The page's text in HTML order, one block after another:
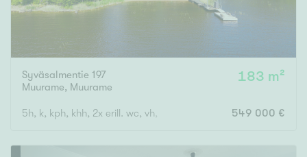
Syväsalmentie 197
Muurame, Muurame
183 m²
5h, k, kph, khh, 2x erill. wc, vh, lasitettu lämmin terassi
549 000 €